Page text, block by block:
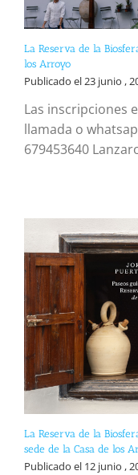
La Reserva de la
los Arroyo
Publicado el 23 junio ,
Las inscripciones
llamada o
679453640
La Reserva de la
sede de la Casa de los
Publicado el 12 junio ,